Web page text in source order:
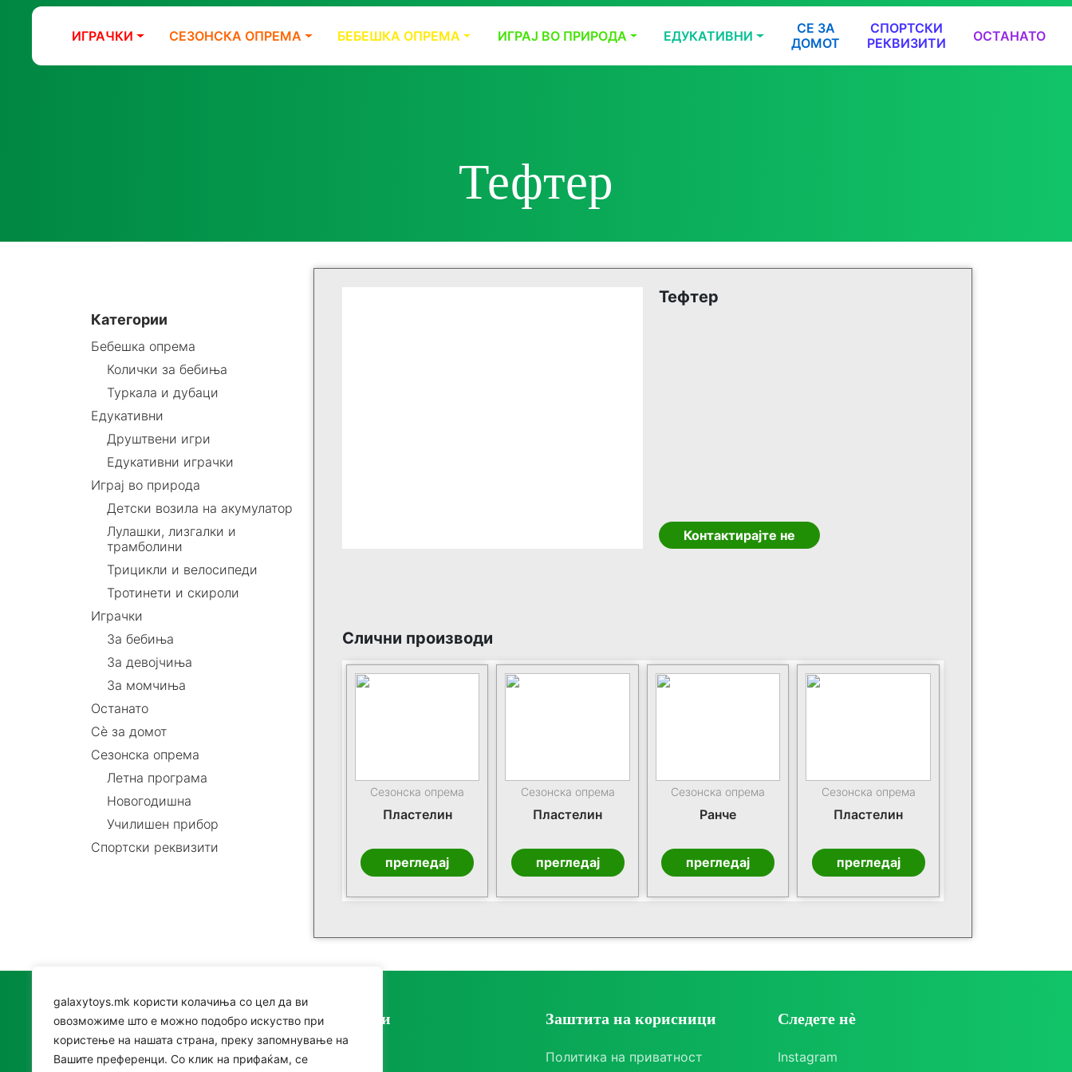
galaxytoys.mk користи колачиња со цел да ви
овозможиме што е можно подобро искуство при
користење на нашата страна, преку запомнување на
Вашите преференци. Со клик на прифаќам, се
ИГРАЧКИ СЕЗОНСКА ОПРЕМА БЕБЕШКА ОПРЕМА ИГРАЈ ВО ПРИРОДА ЕДУКАТИВНИ
СЕ ЗА
ДОМОТ
СПОРТСКИ
РЕКВИЗИТИ
ОСТАНАТО
Тефтер
Категории
Бебешка опрема
Колички за бебиња
Туркала и дубаци
Едукативни
Друштвени игри
Едукативни играчки
Играј во природа
Детски возила на акумулатор
Лулашки, лизгалки и
трамболини
Трицикли и велосипеди
Тротинети и скироли
Играчки
За бебиња
За девојчиња
За момчиња
Останато
Сè за домот
Сезонска опрема
Летна програма
Новогодишна
Училишен прибор
Спортски реквизити
Тефтер
Контактирајте не
Слични производи
Сезонска опрема
Пластелин
прегледај
Сезонска опрема
Пластелин
прегледај
Сезонска опрема
Ранче
прегледај
Сезонска опрема
Пластелин
прегледај
Категории Заштита на корисници
Политика на приватност
Следете нè
Instagram